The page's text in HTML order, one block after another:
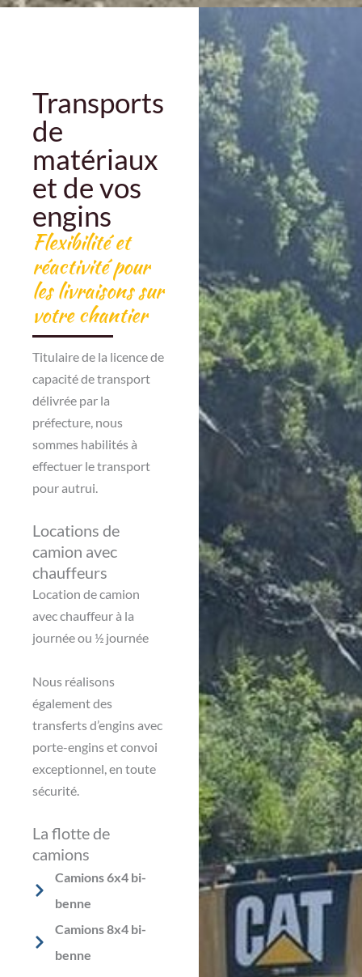
Transports
de
matériaux
et de vos
engins
Flexibilité et
réactivité pour
les livraisons sur
votre chantier
Titulaire de la licence de
capacité de transport
délivrée par la
préfecture, nous
sommes habilités à
effectuer le transport
pour autrui.
Locations de
camion avec
chauffeurs
Location de camion
avec chauffeur à la
journée ou ½ journée
Nous réalisons
également des
transferts d’engins avec
porte-engins et convoi
exceptionnel, en toute
sécurité.
La flotte de
camions
Camions 6x4 bi-
benne
Camions 8x4 bi-
benne